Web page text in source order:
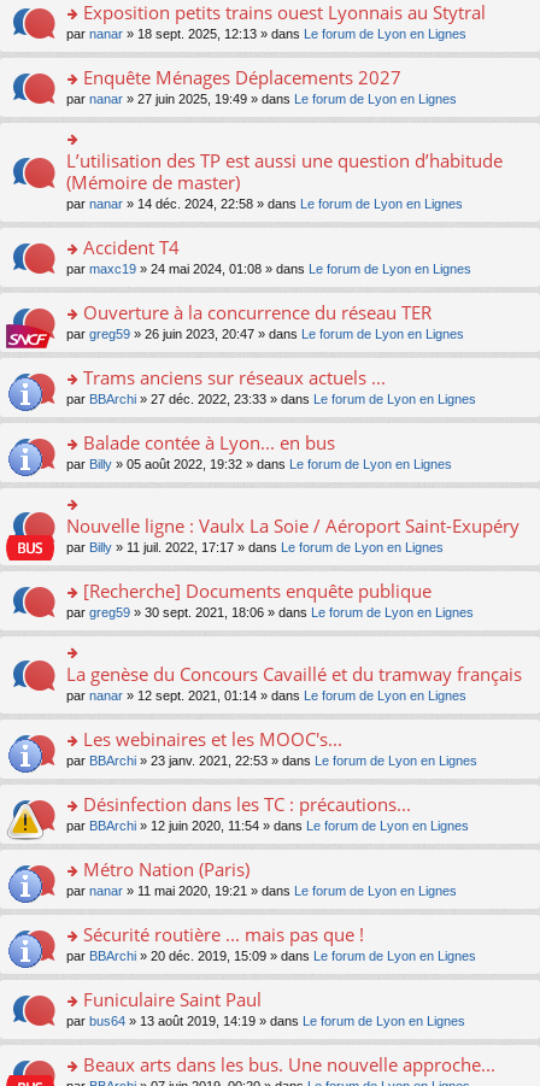
ult
er
le
m
e
s
g
e
n
o
lu
le
pl
u
s
e
nt
o
n
ult
er
le
m
s
a
e
n
o
lu
le
pl
u
s
e
nt
Exposition petits trains ouest Lyonnais au Stytral
par nanar » 18 sept. 2025, 12:13 » dans Le forum de Lyon en Lignes
o
n
s
ult
er
le
m
e
s
a
e
n
o
lu
le
pl
u
s
c
nt
Enquête Ménages Déplacements 2027
par nanar » 27 juin 2025, 19:49 » dans Le forum de Lyon en Lignes
n
s
ult
er
le
m
e
s
a
g
e
n
lu
le
pl
u
s
c
e
nt
L’utilisation des TP est aussi une question d’habitude
(Mémoire de master)
par nanar » 14 déc. 2024, 22:58 » dans Le forum de Lyon en Lignes
o
n
ult
er
le
m
e
a
g
e
n
o
lu
pl
u
s
ré
c
e
nt
Accident T4
par maxc19 » 24 mai 2024, 01:08 » dans Le forum de Lyon en Lignes
o
n
ult
er
le
m
e
s
g
e
n
o
lu
pl
u
s
ré
e
nt
Ouverture à la concurrence du réseau TER
par greg59 » 26 juin 2023, 20:47 » dans Le forum de Lyon en Lignes
o
n
ult
er
le
m
e
s
g
e
n
o
n
le
u
s
ré
e
nt
Trams anciens sur réseaux actuels ...
par BBArchi » 27 déc. 2022, 23:33 » dans Le forum de Lyon en Lignes
o
n
s
ult
er
le
m
e
s
a
e
n
o
n
le
u
s
ré
e
nt
Balade contée à Lyon... en bus
par Billy » 05 août 2022, 19:32 » dans Le forum de Lyon en Lignes
o
n
er
le
m
e
s
a
g
e
n
o
lu
le
pl
u
s
e
nt
Nouvelle ligne : Vaulx La Soie / Aéroport Saint-Exupéry
par Billy » 11 juil. 2022, 17:17 » dans Le forum de Lyon en Lignes
o
n
s
ult
er
le
m
e
s
g
e
n
o
lu
pl
u
s
c
e
nt
[Recherche] Documents enquête publique
par greg59 » 30 sept. 2021, 18:06 » dans Le forum de Lyon en Lignes
n
er
le
m
e
s
a
g
e
n
n
lu
le
pl
u
c
La genèse du Concours Cavaillé et du tramway français
par nanar » 12 sept. 2021, 01:14 » dans Le forum de Lyon en Lignes
o
n
ult
er
le
m
e
a
g
e
n
n
le
Les webinaires et les MOOC's...
par BBArchi » 23 janv. 2021, 22:53 » dans Le forum de Lyon en Lignes
o
n
ult
er
le
m
e
a
g
e
n
Désinfection dans les TC : précautions...
par BBArchi » 12 juin 2020, 11:54 » dans Le forum de Lyon en Lignes
o
n
ult
er
le
m
e
a
Métro Nation (Paris)
par nanar » 11 mai 2020, 19:21 » dans Le forum de Lyon en Lignes
o
n
ult
er
le
m
e
Sécurité routière ... mais pas que !
par BBArchi » 20 déc. 2019, 15:09 » dans Le forum de Lyon en Lignes
o
n
ult
Funiculaire Saint Paul
par bus64 » 13 août 2019, 14:19 » dans Le forum de Lyon en Lignes
Beaux arts dans les bus. Une nouvelle approche...